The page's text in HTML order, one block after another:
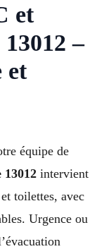
et
–
et
équipe de
intervient
toilettes, avec
Urgence ou